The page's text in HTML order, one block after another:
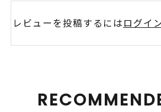
レビューを投稿するにはログイ